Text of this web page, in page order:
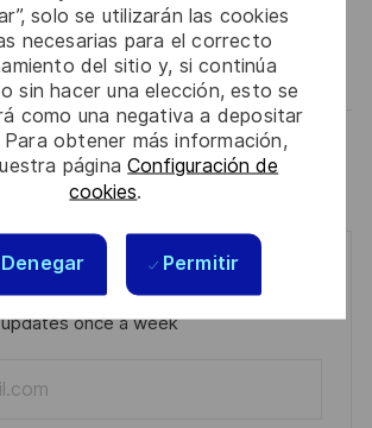
solo se utilizarán las cookies
necesarias para el correcto
del sitio y, si continúa
sin hacer una elección, esto se
como una negativa a depositar
Para obtener más información,
páginaConfiguración de
cookies.
Denegar Permitir
Guardar
for similar jobs
once a week